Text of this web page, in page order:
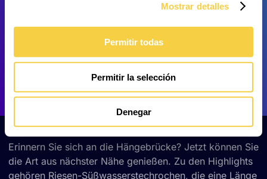
Mostrar detalles
Permitir todas
Permitir la selección
Denegar
Pangasius
Erinnern Sie sich an die Hängebrücke? Jetzt können Sie
die Art aus nächster Nähe genießen. Zu den Highlights
gehören Riesen-Süßwasserstechrochen, die eine Länge